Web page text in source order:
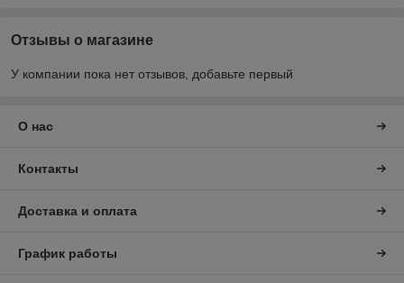
Отзывы о магазине
У компании пока нет отзывов, добавьте первый
О нас
Контакты
Доставка и оплата
График работы